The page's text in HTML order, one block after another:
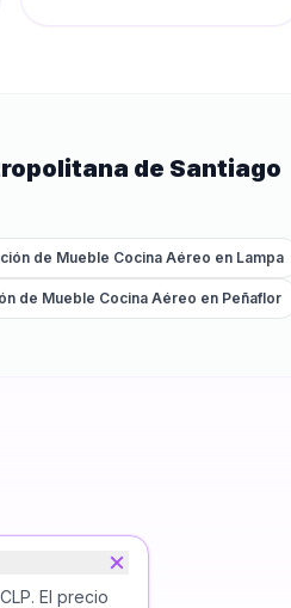
de Santiago
de Mueble Cocina Aéreo en Lampa
de Mueble Cocina Aéreo en Peñaflor
El precio